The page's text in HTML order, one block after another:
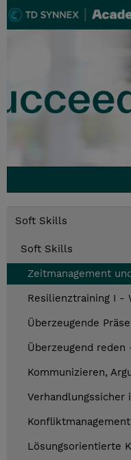
Soft Skills
Soft Skills
Zeitmanagement
Resilienztraining I -
Überzeugende
Überzeugend
Kommunizieren,
Verhandlungssicher
Lösungsorientierte